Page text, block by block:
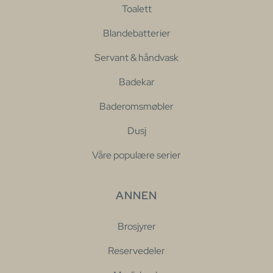
Toalett
Blandebatterier
Servant & håndvask
Badekar
Baderomsmøbler
Dusj
Våre populære serier
ANNEN
Brosjyrer
Reservedeler